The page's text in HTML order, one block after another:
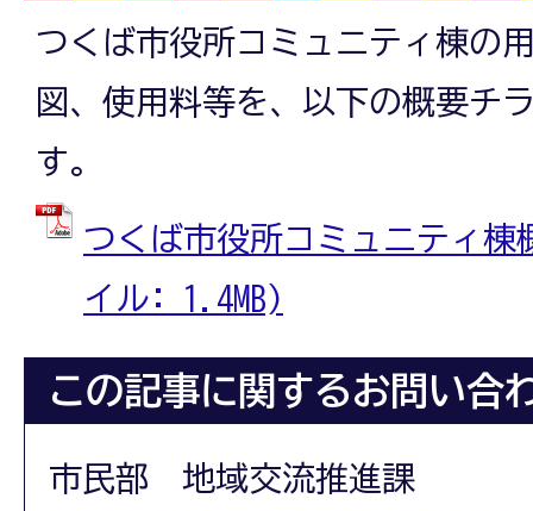
つくば市役所コミュニティ棟の
図、使用料等を、以下の概要チ
す。
つくば市役所コミュニティ棟
イル: 1.4MB)
この記事に関するお問い合
市民部 地域交流推進課